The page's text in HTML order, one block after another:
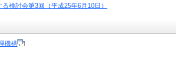
検討会第3回（平成25年6月10日）
機構